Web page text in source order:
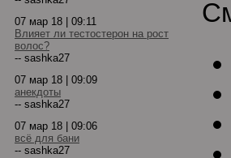
07 мар 18 | 09:11
Влияет ли тестостерон на рост
волос?
-- sashka27
07 мар 18 | 09:09
анекдоты
-- sashka27
07 мар 18 | 09:06
всё для бани
-- sashka27